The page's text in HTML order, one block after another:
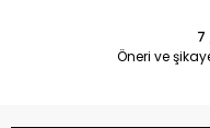
7
Öneri ve